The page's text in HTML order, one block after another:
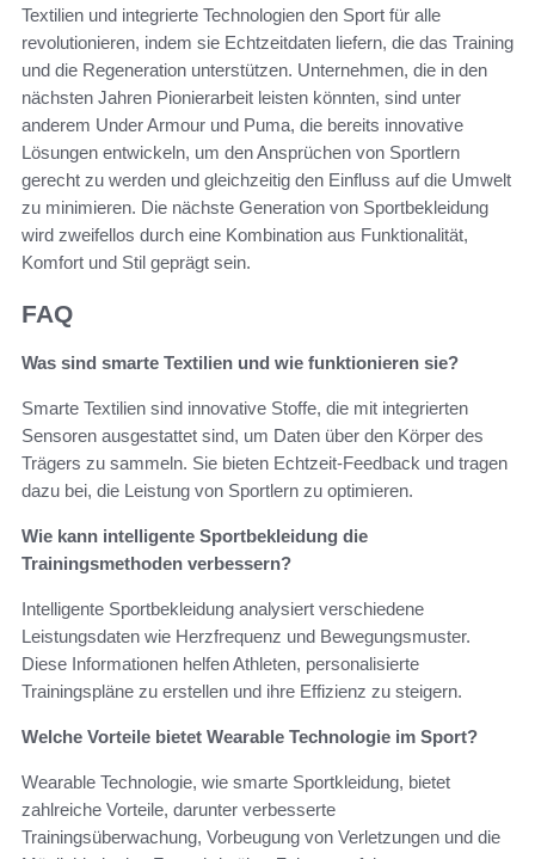
Textilien und integrierte Technologien den Sport für alle
revolutionieren, indem sie Echtzeitdaten liefern, die das Training
und die Regeneration unterstützen. Unternehmen, die in den
nächsten Jahren Pionierarbeit leisten könnten, sind unter
anderem Under Armour und Puma, die bereits innovative
Lösungen entwickeln, um den Ansprüchen von Sportlern
gerecht zu werden und gleichzeitig den Einfluss auf die Umwelt
zu minimieren. Die nächste Generation von Sportbekleidung
wird zweifellos durch eine Kombination aus Funktionalität,
Komfort und Stil geprägt sein.
FAQ
Was sind smarte Textilien und wie funktionieren sie?
Smarte Textilien sind innovative Stoffe, die mit integrierten
Sensoren ausgestattet sind, um Daten über den Körper des
Trägers zu sammeln. Sie bieten Echtzeit-Feedback und tragen
dazu bei, die Leistung von Sportlern zu optimieren.
Wie kann intelligente Sportbekleidung die
Trainingsmethoden verbessern?
Intelligente Sportbekleidung analysiert verschiedene
Leistungsdaten wie Herzfrequenz und Bewegungsmuster.
Diese Informationen helfen Athleten, personalisierte
Trainingspläne zu erstellen und ihre Effizienz zu steigern.
Welche Vorteile bietet Wearable Technologie im Sport?
Wearable Technologie, wie smarte Sportkleidung, bietet
zahlreiche Vorteile, darunter verbesserte
Trainingsüberwachung, Vorbeugung von Verletzungen und die